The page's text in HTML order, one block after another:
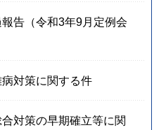
告（令和3年9月定例会
対策に関する件
対策の早期確立等に関